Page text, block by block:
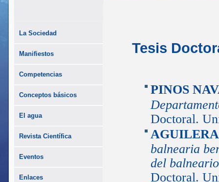
La Sociedad
Manifiestos
Competencias
Conceptos básicos
El agua
Revista Científica
Eventos
Enlaces
Tesis
PINOS
Doctoral.
balnearia
del
Doctoral.